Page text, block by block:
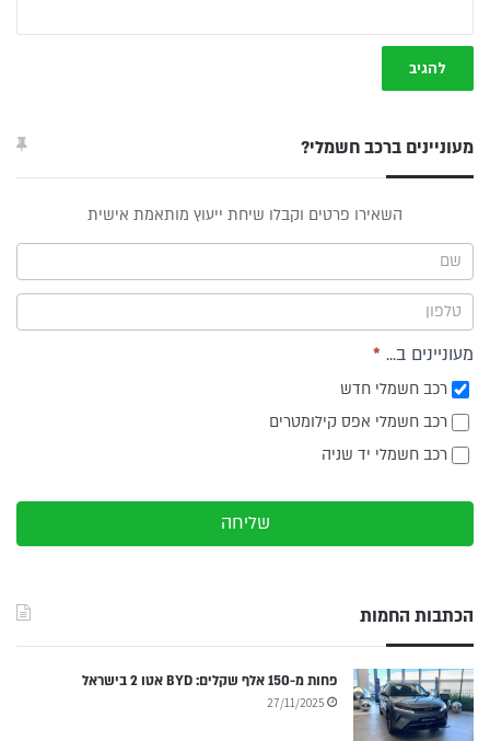
מעוניינים ברכב חשמלי?
תפריט
צד
השאירו פרטים וקבלו שיחת ייעוץ מותאמת אישית
מעוניינים ב... *
רכב חשמלי חדש
רכב חשמלי אפס קילומטרים
רכב חשמלי יד שניה
שליחה
הכתבות החמות
פחות מ-150 אלף שקלים: BYD אטו 2 בישראל
27/11/2025